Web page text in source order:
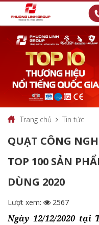
Trang chủ Tin tức
QUẠT CÔNG
TOP 100 SẢN
DÙNG 2020
Lượt xem: 2567
Ngày 12/12/2020